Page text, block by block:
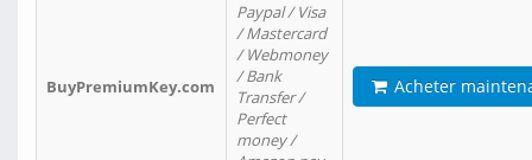
BuyPremiumKey.com
Paypal / Visa
/ Mastercard
/ Webmoney
/ Bank
Transfer /
Perfect
money /
Acheter